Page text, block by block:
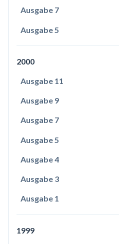
Ausgabe 7
Ausgabe 5
2000
Ausgabe 11
Ausgabe 9
Ausgabe 7
Ausgabe 5
Ausgabe 4
Ausgabe 3
Ausgabe 1
1999